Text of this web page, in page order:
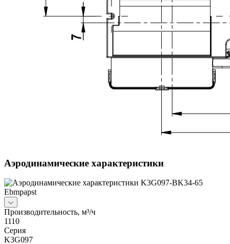
Аэродинамические характеристики
Производительность, м³/ч
1110
Серия
K3G097